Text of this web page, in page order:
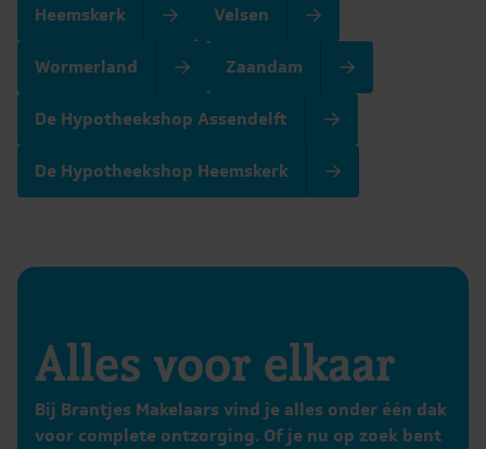
Heemskerk Velsen
Wormerland Zaandam
De Hypotheekshop Assendelft
De Hypotheekshop Heemskerk
Alles voor elkaar
Bij Brantjes Makelaars vind je alles onder één dak
voor complete ontzorging. Of je nu op zoek bent